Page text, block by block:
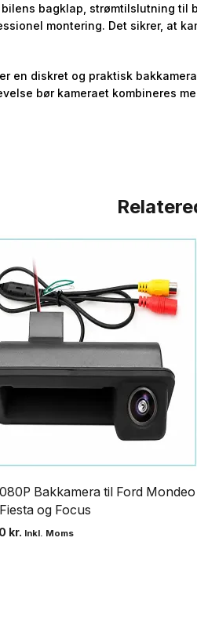
bagklap, strømtilslutning
montering. Det sikrer, at
en diskret og praktisk
bør kameraet kombineres
Bakkamera til Ford Mondeo
og Focus
kr. Inkl. Moms